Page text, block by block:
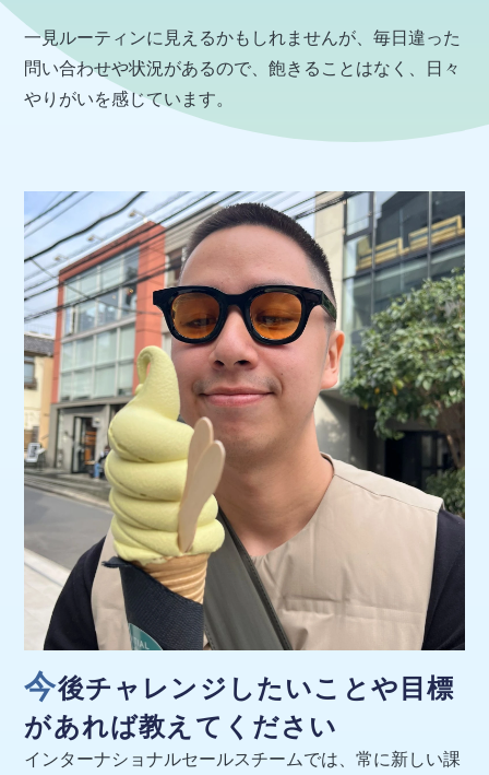
一見ルーティンに見えるかもしれませんが、毎日違った
問い合わせや状況があるので、飽きることはなく、日々
やりがいを感じています。
今後チャレンジしたいことや目標
があれば教えてください
インターナショナルセールスチームでは、常に新しい課